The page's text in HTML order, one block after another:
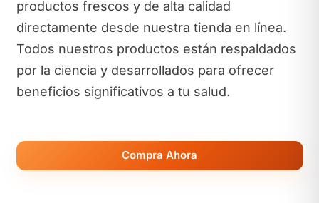
productos frescos y de alta calidad
directamente desde nuestra tienda en línea.
Todos nuestros productos están respaldados
por la ciencia y desarrollados para ofrecer
beneficios significativos a tu salud.
Compra Ahora